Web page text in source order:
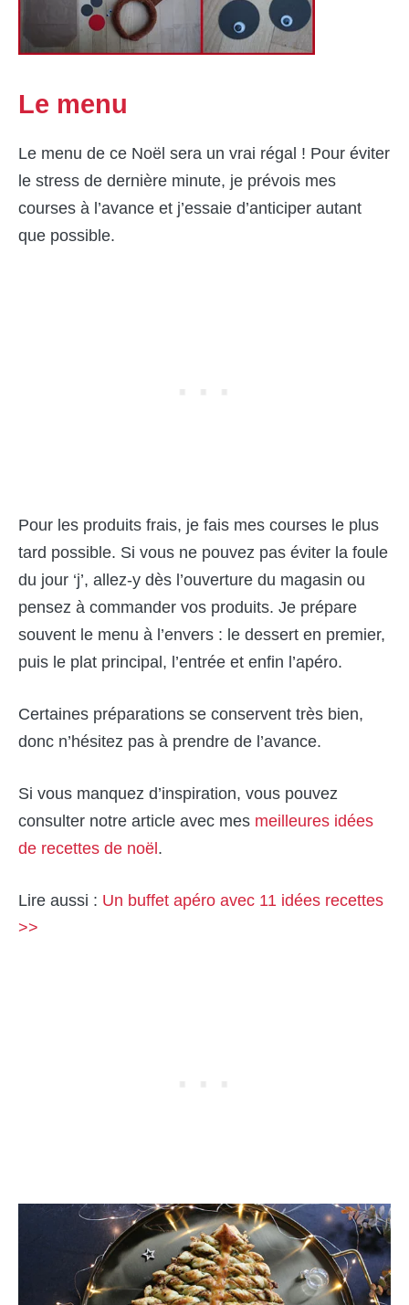
Le menu
Le menu de ce Noël sera un vrai régal ! Pour éviter
le stress de dernière minute, je prévois mes
courses à l’avance et j’essaie d’anticiper autant
que possible.
Pour les produits frais, je fais mes courses le plus
tard possible. Si vous ne pouvez pas éviter la foule
du jour ‘j’, allez-y dès l’ouverture du magasin ou
pensez à commander vos produits. Je prépare
souvent le menu à l’envers : le dessert en premier,
puis le plat principal, l’entrée et enfin l’apéro.
Certaines préparations se conservent très bien,
donc n’hésitez pas à prendre de l’avance.
Si vous manquez d’inspiration, vous pouvez
consulter notre article avec mes meilleures idées
de recettes de noël .
Lire aussi : Un buffet apéro avec 11 idées recettes
>>